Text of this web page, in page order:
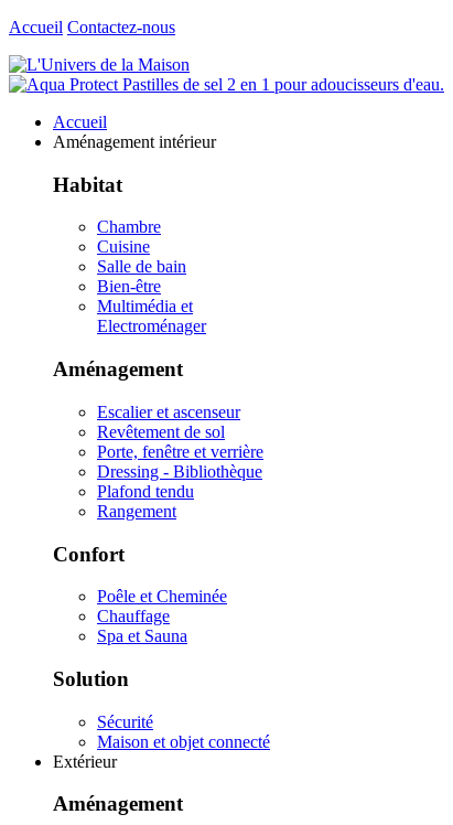
Accueil Contactez-nous
Accueil
Aménagement intérieur
Habitat
Chambre
Cuisine
Salle de bain
Bien-être
Multimédia et
Electroménager
Aménagement
Escalier et ascenseur
Revêtement de sol
Porte, fenêtre et verrière
Dressing - Bibliothèque
Plafond tendu
Rangement
Confort
Poêle et Cheminée
Chauffage
Spa et Sauna
Solution
Sécurité
Maison et objet connecté
Extérieur
Aménagement